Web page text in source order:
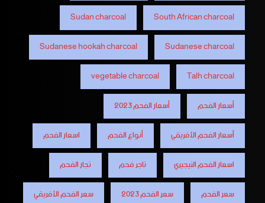
South African charcoal
Sudan charcoal
Sudanese charcoal
Sudanese hookah charcoal
Talh charcoal
vegetable charcoal
أسعار الفحم
أسعار الفحم 2023
أسعار الفحم الأفريقي
أنواع الفحم
اسعار الفحم
اسعار الفحم النيجيري
تاجر فحم
تجار الفحم
سعر الفحم
سعر الفحم 2023
سعر الفحم الأفريقي